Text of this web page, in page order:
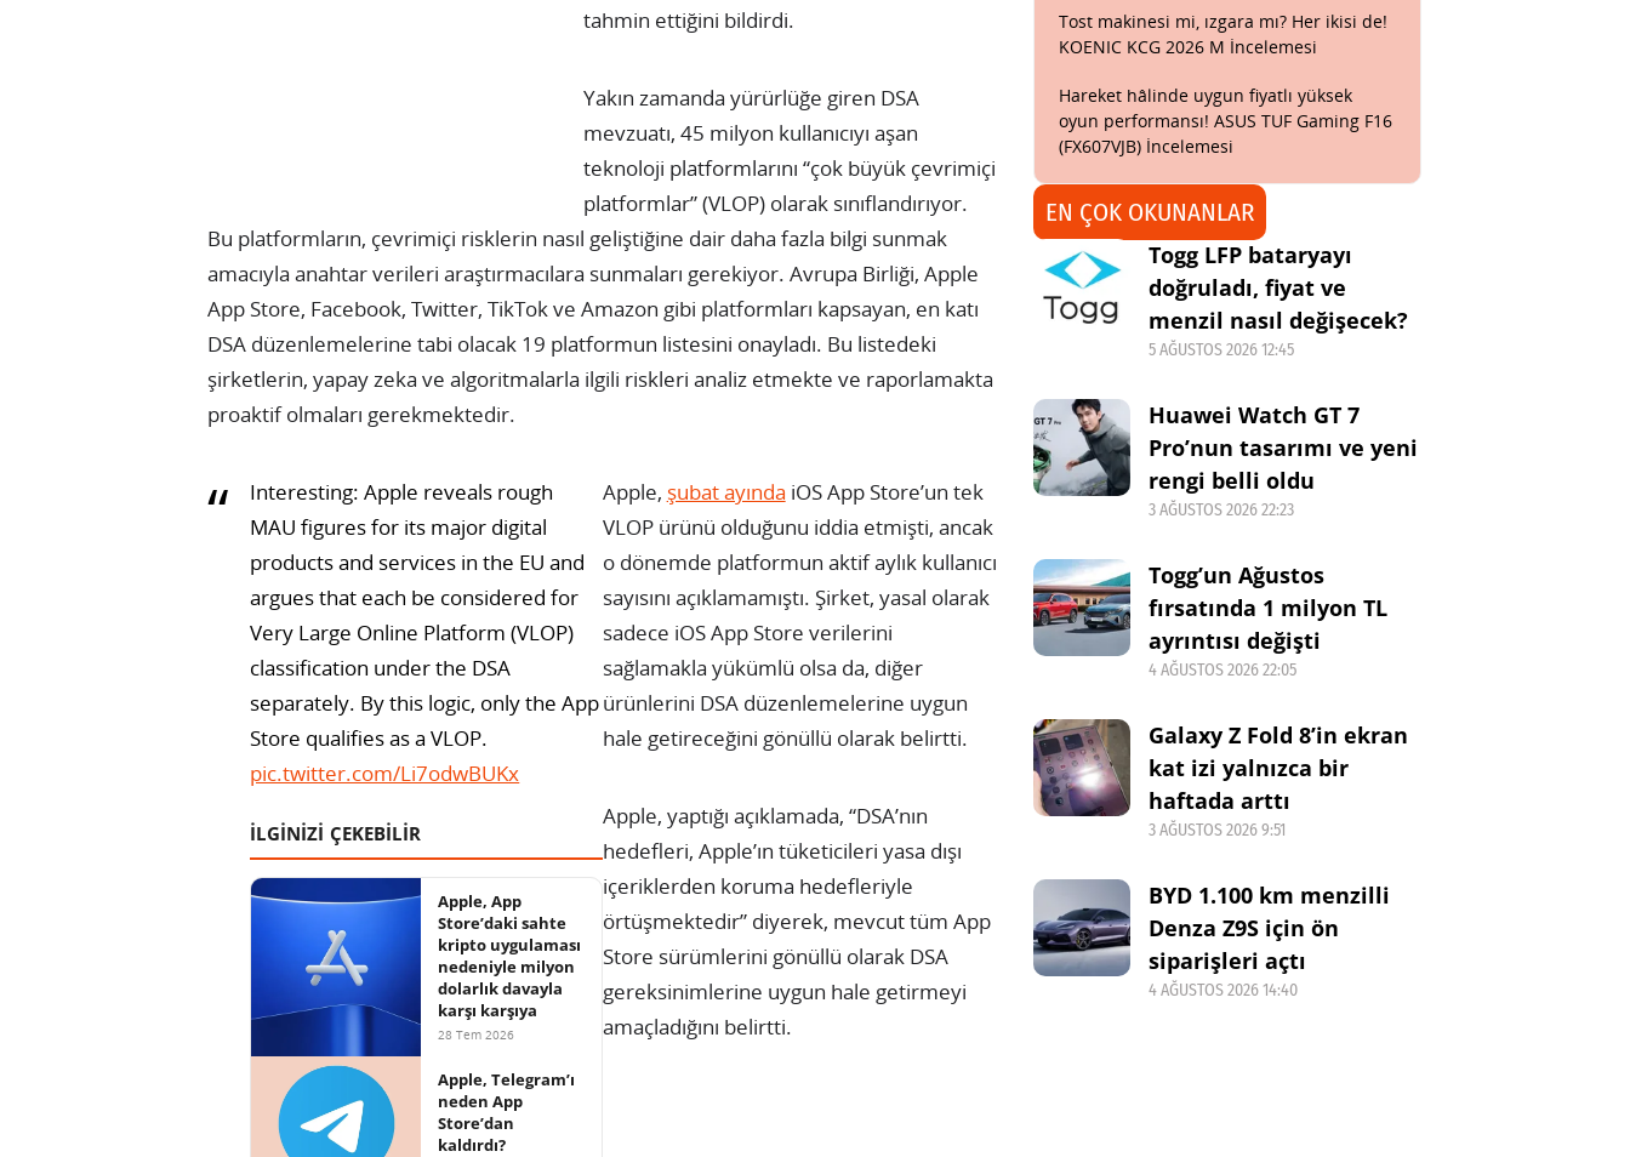
tahmin ettiğini bildirdi.
Yakın zamanda yürürlüğe giren DSA
mevzuatı, 45 milyon kullanıcıyı aşan
teknoloji platformlarını “çok büyük çevrimiçi
platformlar” (VLOP) olarak sınıflandırıyor.
Bu platformların, çevrimiçi risklerin nasıl geliştiğine dair daha fazla bilgi sunmak
amacıyla anahtar verileri araştırmacılara sunmaları gerekiyor. Avrupa Birliği, Apple
App Store, Facebook, Twitter, TikTok ve Amazon gibi platformları kapsayan, en katı
DSA düzenlemelerine tabi olacak 19 platformun listesini onayladı. Bu listedeki
şirketlerin, yapay zeka ve algoritmalarla ilgili riskleri analiz etmekte ve raporlamakta
proaktif olmaları gerekmektedir.
Interesting: Apple reveals rough
MAU figures for its major digital
products and services in the EU and
argues that each be considered for
Very Large Online Platform (VLOP)
classification under the DSA
separately. By this logic, only the App
Store qualifies as a VLOP.
pic.twitter.com/Li7odwBUKx
İLGİNİZİ ÇEKEBİLİR
Apple, App
Store’daki sahte
kripto uygulaması
nedeniyle milyon
dolarlık davayla
karşı karşıya
28 Tem 2026
Apple, Telegram’ı
neden App
Store’dan
kaldırdı?
Apple, şubat ayında iOS App Store’un tek
VLOP ürünü olduğunu iddia etmişti, ancak
o dönemde platformun aktif aylık kullanıcı
sayısını açıklamamıştı. Şirket, yasal olarak
sadece iOS App Store verilerini
sağlamakla yükümlü olsa da, diğer
ürünlerini DSA düzenlemelerine uygun
hale getireceğini gönüllü olarak belirtti.
Apple, yaptığı açıklamada, “DSA’nın
hedefleri, Apple’ın tüketicileri yasa dışı
içeriklerden koruma hedefleriyle
örtüşmektedir” diyerek, mevcut tüm App
Store sürümlerini gönüllü olarak DSA
gereksinimlerine uygun hale getirmeyi
amaçladığını belirtti.
Tost makinesi mi, ızgara mı? Her ikisi de!
KOENIC KCG 2026 M İncelemesi
Hareket hâlinde uygun fiyatlı yüksek
oyun performansı! ASUS TUF Gaming F16
(FX607VJB) İncelemesi
EN ÇOK OKUNANLAR
Togg LFP bataryayı
doğruladı, fiyat ve
menzil nasıl değişecek?
5 AĞUSTOS 2026 12:45
Huawei Watch GT 7
Pro’nun tasarımı ve yeni
rengi belli oldu
3 AĞUSTOS 2026 22:23
Togg’un Ağustos
fırsatında 1 milyon TL
ayrıntısı değişti
4 AĞUSTOS 2026 22:05
Galaxy Z Fold 8’in ekran
kat izi yalnızca bir
haftada arttı
3 AĞUSTOS 2026 9:51
BYD 1.100 km menzilli
Denza Z9S için ön
siparişleri açtı
4 AĞUSTOS 2026 14:40